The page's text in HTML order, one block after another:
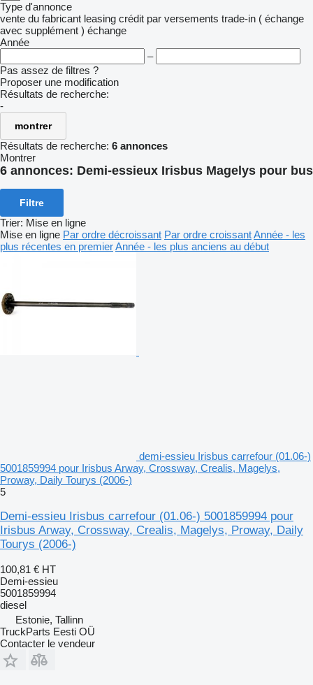
Type d'annonce
vente du fabricant leasing crédit par versements trade-in ( échange
avec supplément ) échange
Année
–
Pas assez de filtres ?
Proposer une modification
Résultats de recherche:
-
montrer
Résultats de recherche: 6 annonces
Montrer
6 annonces: Demi-essieux Irisbus Magelys pour bus
Filtre
Trier: Mise en ligne
Mise en ligne Par ordre décroissant Par ordre croissantAnnée - les
plus récentes en premierAnnée - les plus anciens au début
demi-essieu Irisbus carrefour (01.06-)
5001859994 pour Irisbus Arway, Crossway, Crealis, Magelys,
Proway, Daily Tourys (2006-)
5
Demi-essieu Irisbus carrefour (01.06-) 5001859994 pour
Irisbus Arway, Crossway, Crealis, Magelys, Proway, Daily
Tourys (2006-)
100,81 € HT
Demi-essieu
5001859994
diesel
Estonie, Tallinn
TruckParts Eesti OÜ
Contacter le vendeur